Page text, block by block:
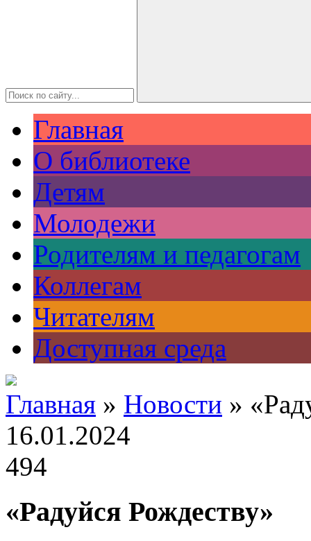
Главная
О библиотеке
Детям
Молодежи
Родителям и педагогам
Коллегам
Читателям
Доступная среда
Главная » Новости »
16.01.2024
494
«Радуйся Рождеству»